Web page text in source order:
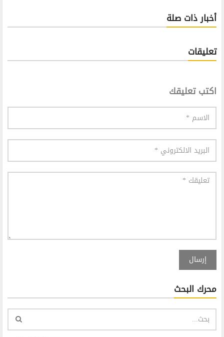
أخبار ذات صلة
تعليقات
اكتب تعليقك
إرسال
محرك البحث